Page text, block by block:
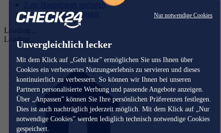
Nur notwendige Cookies
Unvergleichlich lecker
Mit dem Klick auf „Geht klar” ermöglichen Sie uns Ihnen über
Cookies ein verbessertes Nutzungserlebnis zu servieren und dieses
kontinuierlich zu verbessern. So können wir Ihnen bei unseren
Partnern personalisierte Werbung und passende Angebote anzeigen.
Über „Anpassen” können Sie Ihre persönlichen Präferenzen festlegen.
Dies ist auch nachträglich jederzeit möglich. Mit dem Klick auf „Nur
notwendige Cookies” werden lediglich technisch notwendige Cookies
gespeichert.
Zum Hauptinhalt springen
Zum Seitenfuß springen
Loading...
Loading...